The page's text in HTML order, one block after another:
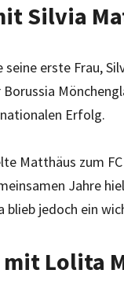
Silvia
erste Frau,
Erfolg.
Matthäus zum
Jahre
blieb jedoch ein
mit Lolita